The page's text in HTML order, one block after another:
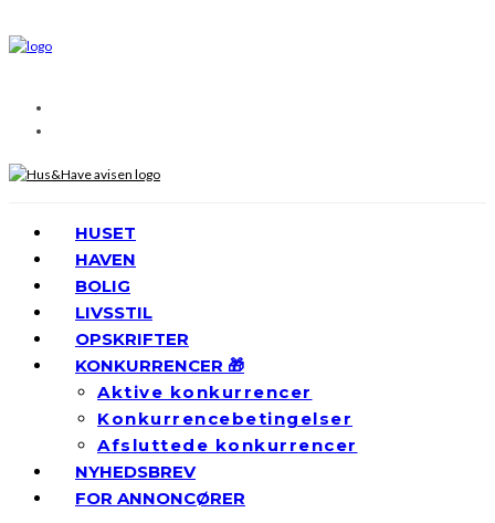
HUSET
HAVEN
BOLIG
LIVSSTIL
OPSKRIFTER
KONKURRENCER 🎁
Aktive konkurrencer
Konkurrencebetingelser
Afsluttede konkurrencer
NYHEDSBREV
FOR ANNONCØRER